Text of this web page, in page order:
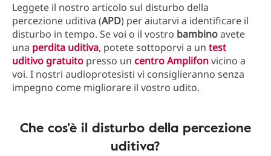
Leggete il nostro articolo sul disturbo della
percezione uditiva (APD) per aiutarvi a identificare il
disturbo in tempo. Se voi o il vostro bambinoavete
una perdita uditiva, potete sottoporvi a un test
uditivo gratuito presso un centro Amplifonvicino a
voi. I nostri audioprotesisti vi consiglieranno senza
impegno come migliorare il vostro udito.
Che cos'è il disturbo della percezione
uditiva?